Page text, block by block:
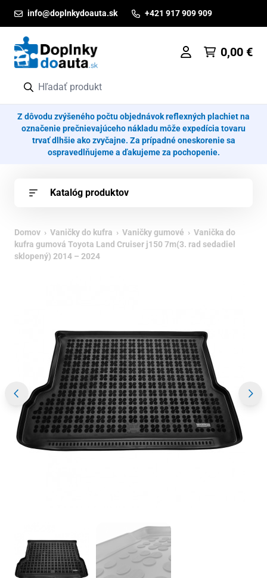
info@doplnkydoauta.sk +421 917 909 909
0,00 €
Z dôvodu zvýšeného počtu objednávok reflexných plachiet na
označenie prečnievajúceho nákladu môže expedícia tovaru
trvať dlhšie ako zvyčajne. Za prípadné oneskorenie sa
ospravedlňujeme a ďakujeme za pochopenie.
Katalóg produktov
Domov › Vaničky do kufra › Vaničky gumové › Vanička do
kufra gumová Toyota Land Cruiser j150 7m(3. rad sedadiel
sklopený) 2014 – 2024